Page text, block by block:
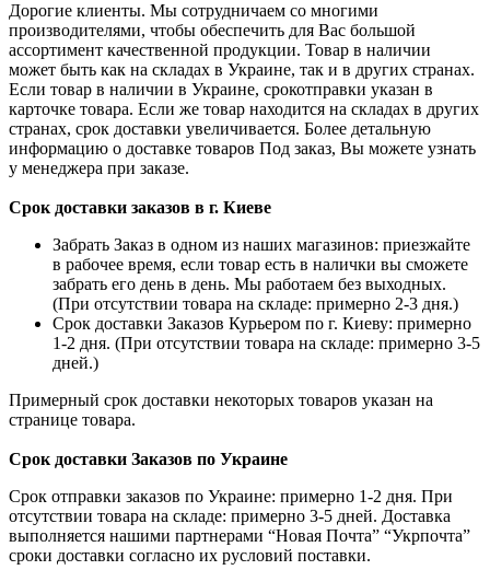
Дорогие клиенты. Мы сотрудничаем со многими
производителями, чтобы обеспечить для Вас большой
ассортимент качественной продукции. Товар в наличии
может быть как на складах в Украине, так и в других странах.
Если товар в наличии в Украине, срокотправки указан в
карточке товара. Если же товар находится на складах в других
странах, срок доставки увеличивается. Более детальную
информацию о доставке товаров Под заказ, Вы можете узнать
у менеджера при заказе.
Срок доставки заказов в г. Киеве
Забрать Заказ в одном из наших магазинов: приезжайте
в рабочее время, если товар есть в налички вы сможете
забрать его день в день. Мы работаем без выходных.
(При отсутствии товара на складе: примерно 2-3 дня.)
Срок доставки Заказов Курьером по г. Киеву: примерно
1-2 дня. (При отсутствии товара на складе: примерно 3-5
дней.)
Примерный срок доставки некоторых товаров указан на
странице товара.
Срок доставки Заказов по Украине
Срок отправки заказов по Украине: примерно 1-2 дня. При
отсутствии товара на складе: примерно 3-5 дней. Доставка
выполняется нашими партнерами “Новая Почта” “Укрпочта”
сроки доставки согласно их русловий поставки.